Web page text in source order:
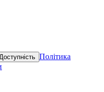
Доступність Політика